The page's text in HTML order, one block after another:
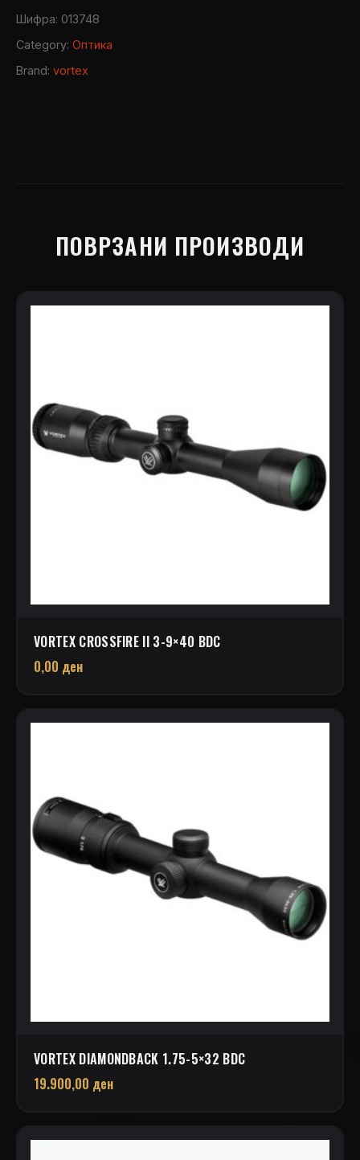
4-
12x44
Plex
Шифра: 013748
Category: Оптика
Brand: vortex
ПОВРЗАНИ ПРОИЗВОДИ
VORTEX CROSSFIRE II 3-9×40 BDC
0,00 ден
VORTEX DIAMONDBACK 1.75-5×32 BDC
19.900,00 ден